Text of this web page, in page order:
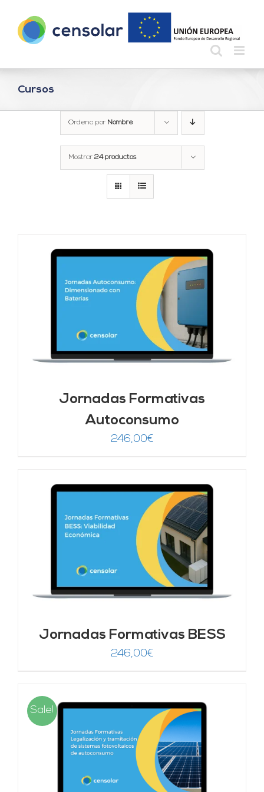
contenido
Cursos
Ordena por Nombre
Mostrar 24 productos
Jornadas Formativas
Autoconsumo
246,00€
Jornadas Formativas BESS
246,00€
Sale!